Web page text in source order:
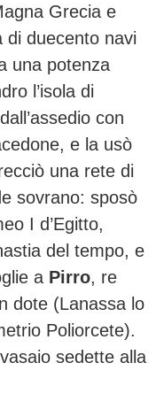
Grecia e
duecento navi
una potenza
l’isola di
con
e la usò
una rete di
sovrano: sposò
I d’Egitto,
del tempo, e
a Pirro, re
dote (Lanassa lo
Poliorcete).
sedette alla